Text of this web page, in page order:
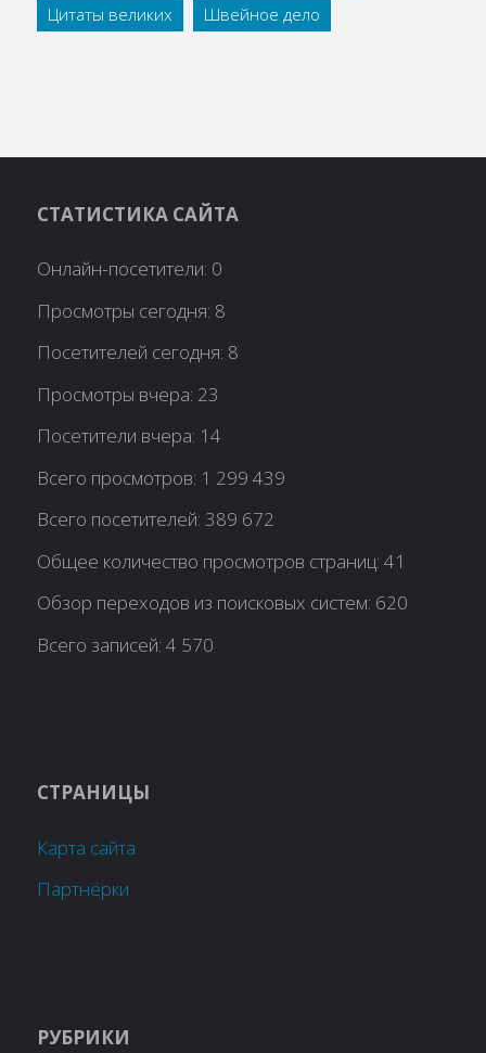
Цитаты великих
Швейное дело
СТАТИСТИКА САЙТА
Онлайн-посетители: 0
Просмотры сегодня: 8
Посетителей сегодня: 8
Просмотры вчера: 23
Посетители вчера: 14
Всего просмотров: 1 299 439
Всего посетителей:389 672
Общее количество просмотров страниц:41
Обзор переходов из поисковых систем: 620
Всего записей:4 570
СТРАНИЦЫ
Карта сайта
Партнёрки
РУБРИКИ